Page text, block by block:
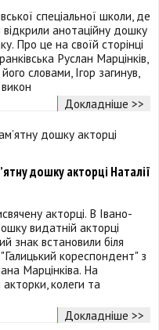
спеціальної школи, де
анотаційну дошку
Про це на своїй сторінці
Руслан Марцінків,
словами, Ігор загинув,
Докладніше >>
дошку акторці Наталії
акторці. В Івано-
видатній акторці
знак встановили біля
кореспондент" з
Марцінківа. На
колеги та
Докладніше >>